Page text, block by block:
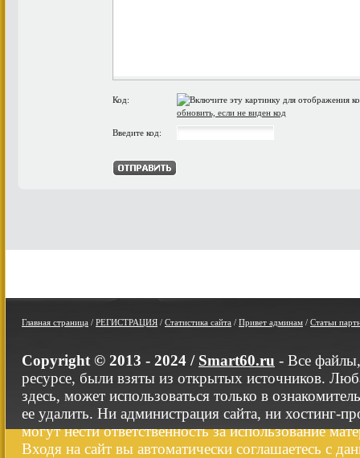
Код:
обновить, если не виден код
Введите код:
Главная страница / РЕГИСТРАЦИЯ / Статистика сайта / Привет админам / Статьи
Copyright © 2013 - 2024 / Smart60.ru - Все
ресурсе, были взяты из открытых источников.
здесь, может использоваться только в
ее удалить. Ни администрация сайта, ни хостинг-
могут нести ответственность за использование
Входя на сайт вы автоматически соглашаетесь с